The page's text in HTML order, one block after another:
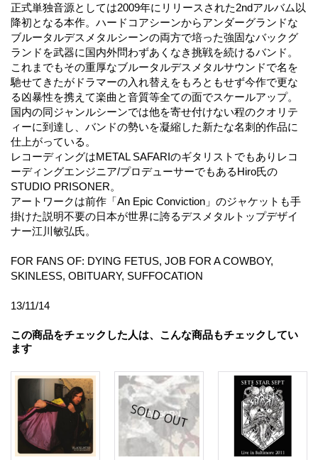
正式単独音源としては2009年にリリースされた2ndアルバム以
降初となる本作。ハードコアシーンからアンダーグランドな
ブルータルデスメタルシーンの両方で培った強固なバックグ
ランドを武器に国内外問わずあくなき挑戦を続けるバンド。
これまでもその重厚なブルータルデスメタルサウンドで名を
馳せてきたがドラマーの入れ替えをもろともせず今作で更な
る凶暴性を携えて楽曲と音質等全ての面でスケールアップ。
国内の同ジャンルシーンでは他を寄せ付けない程のクオリテ
ィーに到達し、バンドの勢いを凝縮した新たな名刺的作品に
仕上がっている。
レコーディングはMETAL SAFARIのギタリストでもありレコ
ーディングエンジニア/プロデューサーでもあるHiro氏の
STUDIO PRISONER。
アートワークは前作「An Epic Conviction」のジャケットも手
掛けた説明不要の日本が世界に誇るデスメタルトップデザイ
ナー江川敏弘氏。
FOR FANS OF: DYING FETUS, JOB FOR A COWBOY,
SKINLESS, OBITUARY, SUFFOCATION
13/11/14
この商品をチェックした人は、こんな商品もチェックしてい
ます